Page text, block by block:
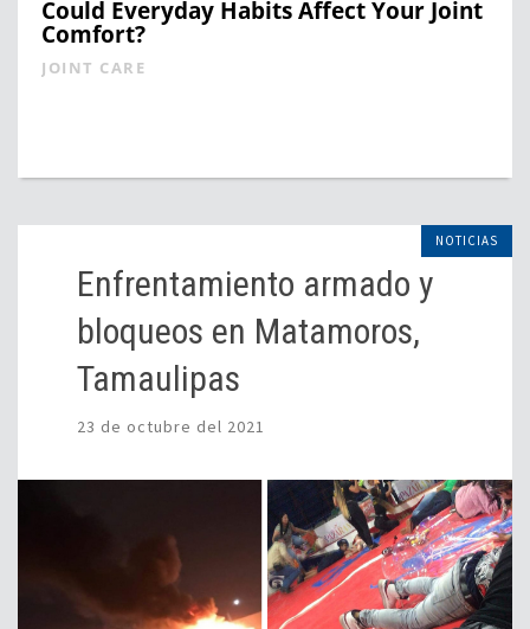
Could Everyday Habits Affect Your Joint
Comfort?
JOINT CARE
NOTICIAS
Enfrentamiento armado y
bloqueos en Matamoros,
Tamaulipas
23 de octubre del 2021